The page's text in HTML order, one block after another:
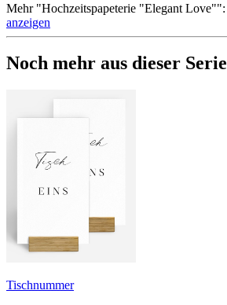
Mehr"Hochzeitspapeterie "Elegant Love"":
anzeigen
Noch mehr aus dieser Serie
Tischnummer